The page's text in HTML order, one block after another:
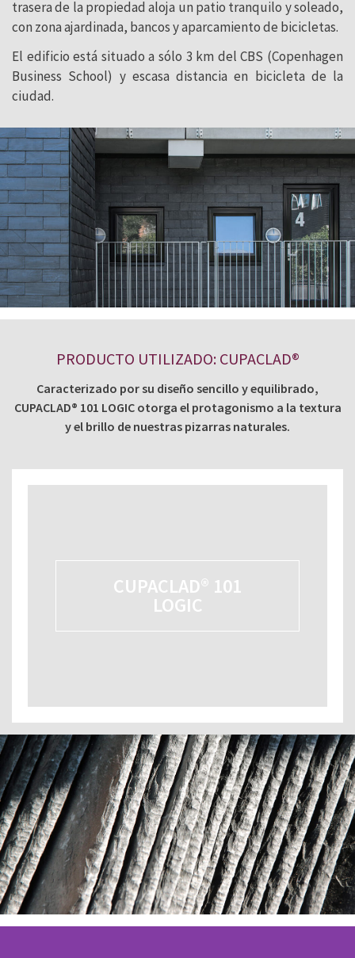
trasera de la propiedad aloja un patio tranquilo y soleado,
con zona ajardinada, bancos y aparcamiento de bicicletas.
El edificio está situado a sólo 3 km del CBS (Copenhagen
Business School) y escasa distancia en bicicleta de la
ciudad.
PRODUCTO UTILIZADO: CUPACLAD®
Caracterizado por su diseño sencillo y equilibrado,
CUPACLAD® 101 LOGIC otorga el protagonismo a la textura
y el brillo de nuestras pizarras naturales.
CUPACLAD® 101
LOGIC